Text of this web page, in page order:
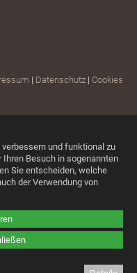
und funktional zu
Besuch in sogenannten
Sie entscheiden, welche
der Verwendung von
| Datenschutz | Cookies